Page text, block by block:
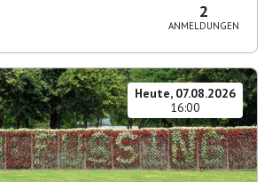
2
ANMELDUNGEN
Heute, 07.08.2026
16:00